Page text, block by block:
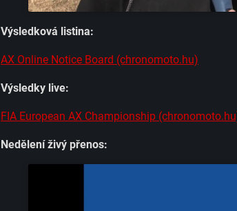
Výsledková listina:
AX Online Notice Board (chronomoto.hu)
Výsledky live:
FIA European AX Championship
Nedělení živý přenos: